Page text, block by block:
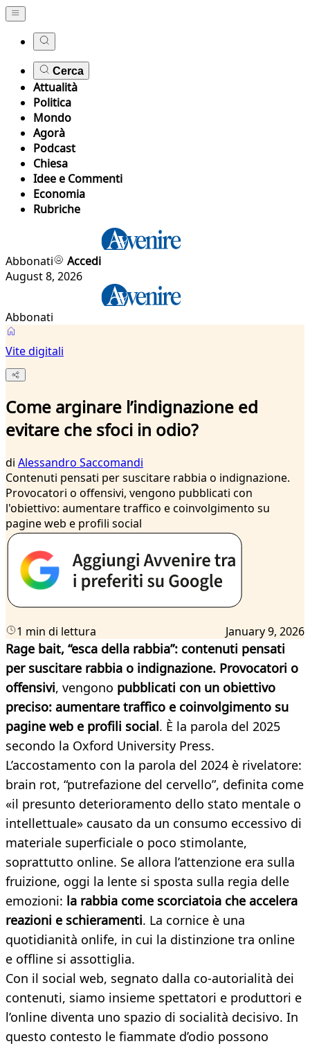
Cerca
Attualità
Politica
Mondo
Agorà
Podcast
Chiesa
Idee e Commenti
Economia
Rubriche
Abbonati
Accedi
August 8, 2026
Abbonati
Vite digitali
Come arginare l’indignazione ed
evitare che sfoci in odio?
di Alessandro Saccomandi
Contenuti pensati per suscitare rabbia o indignazione.
Provocatori o offensivi, vengono pubblicati con
l'obiettivo: aumentare traffico e coinvolgimento su
pagine web e profili social
1 min di lettura January 9, 2026
Rage bait, “esca della rabbia”: contenuti pensati
per suscitare rabbia o indignazione. Provocatori o
offensivi, vengono pubblicati con un obiettivo
preciso: aumentare traffico e coinvolgimento su
pagine web e profili social. È la parola del 2025
secondo la Oxford University Press.
L’accostamento con la parola del 2024 è rivelatore:
brain rot, “putrefazione del cervello”, definita come
«il presunto deterioramento dello stato mentale o
intellettuale» causato da un consumo eccessivo di
materiale superficiale o poco stimolante,
soprattutto online. Se allora l’attenzione era sulla
fruizione, oggi la lente si sposta sulla regia delle
emozioni: la rabbia come scorciatoia che accelera
reazioni e schieramenti. La cornice è una
quotidianità onlife, in cui la distinzione tra online
e offline si assottiglia.
Con il social web, segnato dalla co-autorialità dei
contenuti, siamo insieme spettatori e produttori e
l’online diventa uno spazio di socialità decisivo. In
questo contesto le fiammate d’odio possono